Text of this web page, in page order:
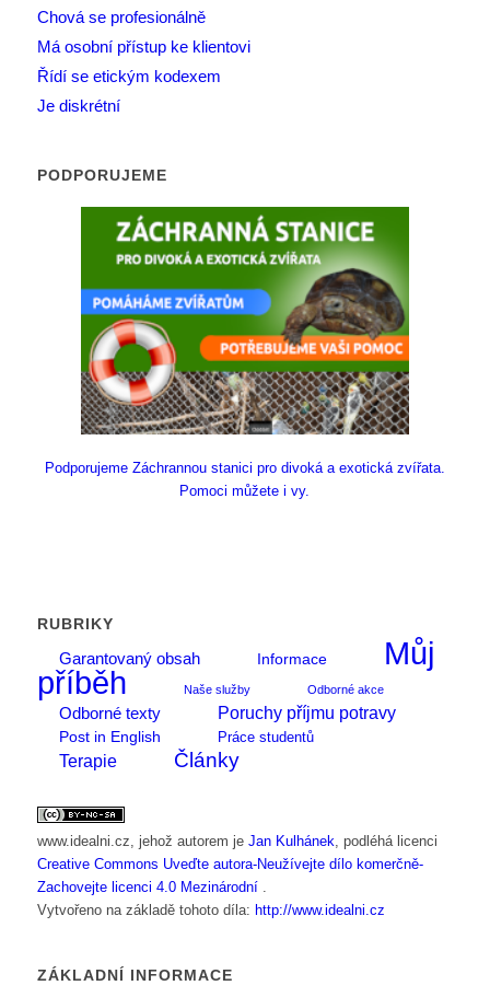
Chová se profesionálně
Má osobní přístup ke klientovi
Řídí se etickým kodexem
Je diskrétní
PODPORUJEME
Podporujeme Záchrannou stanici pro divoká a exotická zvířata.
Pomoci můžete i vy.
RUBRIKY
Garantovaný obsah
Informace
Můj
příběh
Naše služby Odborné akce
Odborné texty Poruchy příjmu potravy
Post in English Práce studentů
Terapie Články
www.idealni.cz , jehož autorem je Jan Kulhánek , podléhá licenci
Creative Commons Uveďte autora-Neužívejte dílo komerčně-
Zachovejte licenci 4.0 Mezinárodní
Vytvořeno na základě tohoto díla: http://www.idealni.cz
ZÁKLADNÍ INFORMACE